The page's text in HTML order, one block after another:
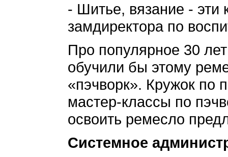
- Шитье, вязание - эти
замдиректора по
Про популярное 30
обучили бы этому
«пэчворк». Кружок по
мастер-классы по
освоить ремесло
Системное